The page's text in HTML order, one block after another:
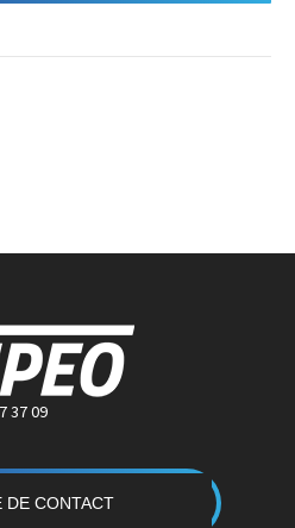
37 09
DE CONTACT